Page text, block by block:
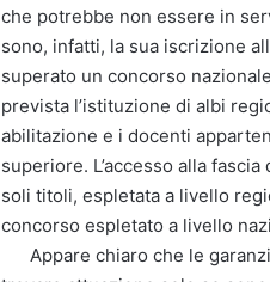
che potrebbe non essere in
sono, infatti, la sua iscrizione
superato un concorso
prevista l’istituzione di albi
abilitazione e i docenti
superiore. L’accesso alla
soli titoli, espletata a livello
concorso espletato a livello
Appare chiaro che le